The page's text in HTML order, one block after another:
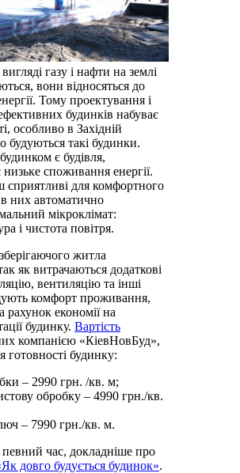
газу і нафти на землі
вони відносяться до
Тому проектування і
будинків набуває
особливо в Західній
будуються такі будинки.
є ​​будівля,
споживання енергії.
сприятливі для комфортного
них автоматично
мікроклімат:
і чистота повітря.
житла
як витрачаються додаткові
вентиляцію та інші
комфорт проживання,
рахунок економії на
будинку. Вартість
компанією «КіевНовБуд»,
готовності будинку:
– 2990 грн. /кв. м;
обробку – 4990 грн./кв.
– 7990 грн./кв. м.
час, докладніше про
довго будується будинок».